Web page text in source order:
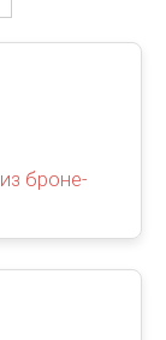
броне-